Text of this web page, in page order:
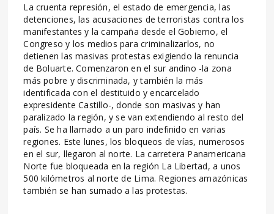
La cruenta represión, el estado de emergencia, las
detenciones, las acusaciones de terroristas contra los
manifestantes y la campaña desde el Gobierno, el
Congreso y los medios para criminalizarlos, no
detienen las masivas protestas exigiendo la renuncia
de Boluarte. Comenzaron en el sur andino -la zona
más pobre y discriminada, y también la más
identificada con el destituido y encarcelado
expresidente Castillo-, donde son masivas y han
paralizado la región, y se van extendiendo al resto del
país. Se ha llamado a un paro indefinido en varias
regiones. Este lunes, los bloqueos de vías, numerosos
en el sur, llegaron al norte. La carretera Panamericana
Norte fue bloqueada en la región La Libertad, a unos
500 kilómetros al norte de Lima. Regiones amazónicas
también se han sumado a las protestas.